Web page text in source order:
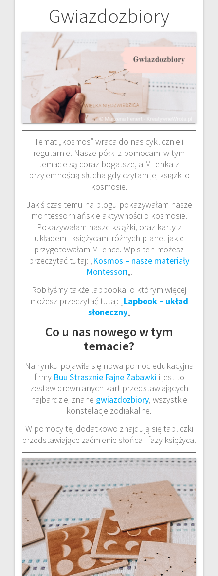
Gwiazdozbiory
Temat „kosmos” wraca do nas cyklicznie i
regularnie. Nasze półki z pomocami w tym
temacie są coraz bogatsze, a Milenka z
przyjemnością słucha gdy czytam jej książki o
kosmosie.
Jakiś czas temu na blogu pokazywałam nasze
montessorniańskie aktywności o kosmosie.
Pokazywałam nasze książki, oraz karty z
układem i księżycami różnych planet jakie
przygotowałam Milence. Wpis ten możesz
przeczytać tutaj: „ Kosmos – nasze materiały
Montessori „.
Robiłyśmy także lapbooka, o którym więcej
możesz przeczytać tutaj: „ Lapbook – układ
słoneczny„
Co u nas nowego w tym
temacie?
Na rynku pojawiła się nowa pomoc edukacyjna
firmy Buu Strasznie Fajne Zabawki i jest to
zestaw drewnianych kart przedstawiających
najbardziej znane gwiazdozbiory, wszystkie
konstelacje zodiakalne.
W pomocy tej dodatkowo znajdują się tabliczki
przedstawiające zaćmienie słońca i fazy księżyca.
Nawigacja
wpisu